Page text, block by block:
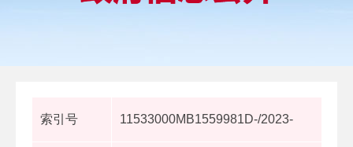
索引号 11533000MB1559981D-/2023-